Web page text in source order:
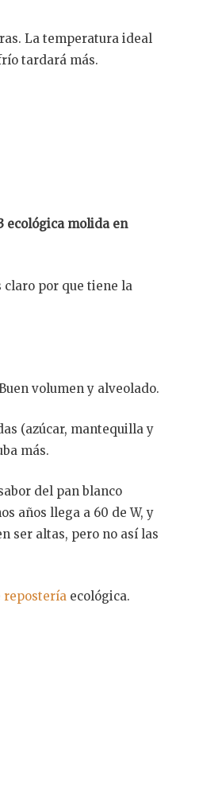
La temperatura ideal
tardará más.
ecológica molida en
claro por que tiene la
volumen y alveolado.
(azúcar, mantequilla y
más.
del pan blanco
años llega a 60 de W, y
ser altas, pero no así las
repostería ecológica.